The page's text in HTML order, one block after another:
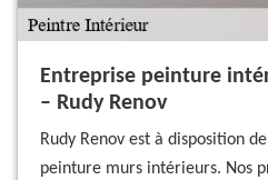
Entreprise peinture
– Rudy Renov
Rudy Renov est à disposition
peinture murs intérieurs. Nos